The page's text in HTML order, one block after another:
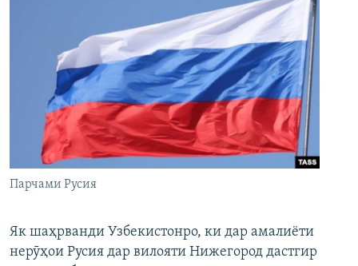
Парчами Русия
Як шаҳрванди Узбекистонро, ки дар амалиёти
нерӯҳои Русия дар вилояти Нижегород дастгир